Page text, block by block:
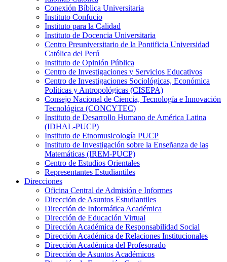
Conexión Bíblica Universitaria
Instituto Confucio
Instituto para la Calidad
Instituto de Docencia Universitaria
Centro Preuniversitario de la Pontificia Universidad
Católica del Perú
Instituto de Opinión Pública
Centro de Investigaciones y Servicios Educativos
Centro de Investigaciones Sociológicas, Económica
Políticas y Antropológicas (CISEPA)
Consejo Nacional de Ciencia, Tecnología e Innovación
Tecnológica (CONCYTEC)
Instituto de Desarrollo Humano de América Latina
(IDHAL-PUCP)
Instituto de Etnomusicología PUCP
Instituto de Investigación sobre la Enseñanza de las
Matemáticas (IREM-PUCP)
Centro de Estudios Orientales
Representantes Estudiantiles
Direcciones
Oficina Central de Admisión e Informes
Dirección de Asuntos Estudiantiles
Dirección de Informática Académica
Dirección de Educación Virtual
Dirección Académica de Responsabilidad Social
Dirección Académica de Relaciones Institucionales
Dirección Académica del Profesorado
Dirección de Asuntos Académicos